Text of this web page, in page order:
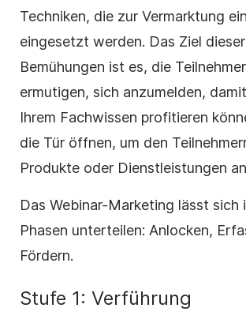
Techniken, die zur Vermarktung
eingesetzt werden. Das Ziel dieser
Bemühungen ist es, die
ermutigen, sich anzumelden,
Ihrem Fachwissen profitieren
die Tür öffnen, um den
Produkte oder Dienstleistungen
Das Webinar-Marketing lässt sich
Phasen unterteilen: Anlocken,
Fördern.
Stufe 1: Verführung